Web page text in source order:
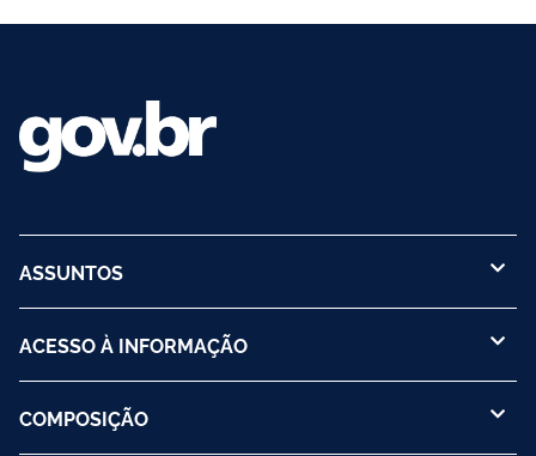
ASSUNTOS
ACESSO À INFORMAÇÃO
COMPOSIÇÃO